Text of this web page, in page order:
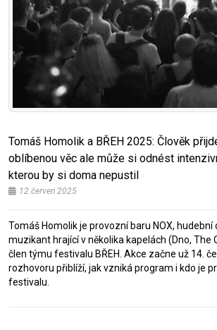
Tomáš Homolik a BŘEH 2025: Člověk
oblíbenou věc ale může si odnést
kterou by si doma nepustil
12.červen 2025
Tomáš Homolik je provozní baru NOX,
muzikant hrající v několika kapelách (Dno, The
člen týmu festivalu BŘEH. Akce začne už 14.
rozhovoru přiblíží, jak vzniká program i kdo je
festivalu.